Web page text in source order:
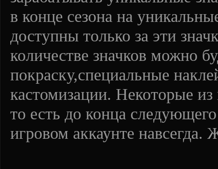
в конце сезона на
доступны только за эти
количестве значков можно
покраску,специальные
кастомизации. Некоторые
то есть до конца
игровом аккаунте навсегда.